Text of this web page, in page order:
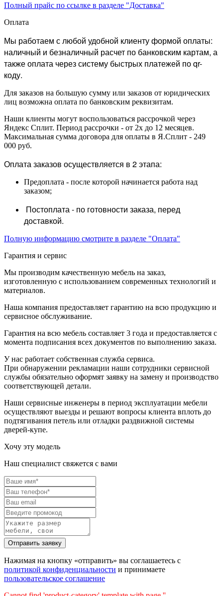
Полный прайс по ссылке в разделе "Доставка"
Оплата
Мы работаем с любой удобной клиенту формой оплаты:
наличный и безналичный расчет по банковским картам, а
также оплата через систему быстрых платежей по qr-
коду.
Для заказов на большую сумму или заказов от юридических
лиц возможна оплата по банковским реквизитам.
Наши клиенты могут воспользоваться рассрочкой через
Яндекс Сплит. Период рассрочки - от 2х до 12 месяцев.
Максимальная сумма договора для оплаты в Я.Сплит - 249
000 руб.
Оплата заказов осуществляется в 2 этапа:
Предоплата - после которой начинается работа над
заказом;
Постоплата - по готовности заказа, перед
доставкой.
Полную информацию смотрите в разделе "Оплата"
Гарантия и сервис
Мы производим качественную мебель на заказ,
изготовленную с использованием современных технологий и
материалов.
Наша компания предоставляет гарантию на всю продукцию и
сервисное обслуживание.
Гарантия на всю мебель составляет 3 года и предоставляется с
момента подписания всех документов по выполнению заказа.
У нас работает собственная служба сервиса.
При обнаружении рекламации наши сотрудники сервисной
службы обязательно оформят заявку на замену и производство
соответствующей детали.
Наши сервисные инженеры в период эксплуатации мебели
осуществляют выезды и решают вопросы клиента вплоть до
подтягивания петель или отладки раздвижной системы
дверей-купе.
Хочу эту модель
Наш специалист свяжется с вами
Нажимая на кнопку «отправить» вы соглашаетесь с
политикой конфиденциальности и принимаете
пользовательское соглашение